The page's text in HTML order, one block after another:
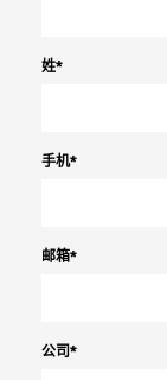
姓*
手机*
邮箱*
公司*